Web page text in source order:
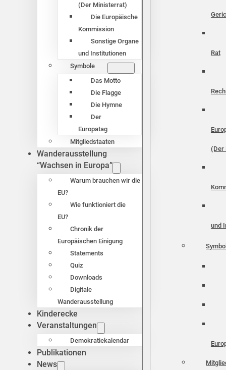
(Der Ministerrat)
Die Europäische
Kommission
Sonstige Organe
und Institutionen
Symbole
Das Motto
Die Flagge
Die Hymne
Der
Europatag
Mitgliedstaaten
Wanderausstellung
“Wachsen in Europa”
Warum brauchen wir die
EU?
Wie funktioniert die
EU?
Chronik der
Europäischen Einigung
Statements
Quiz
Downloads
Digitale
Wanderausstellung
Kinderecke
Veranstaltungen
Demokratiekalendar
Publikationen
News
Rat
(Der
und